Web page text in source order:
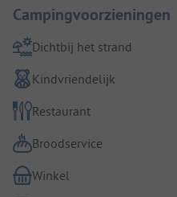
Campingvoorzieningen
Dichtbij het strand
Kindvriendelijk
Restaurant
Broodservice
Winkel